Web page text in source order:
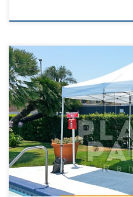
10ft x 10ft Carpa | Precios | Fotos –
10ft x 10ft Carpa Precio de Renta
fiestas|Van